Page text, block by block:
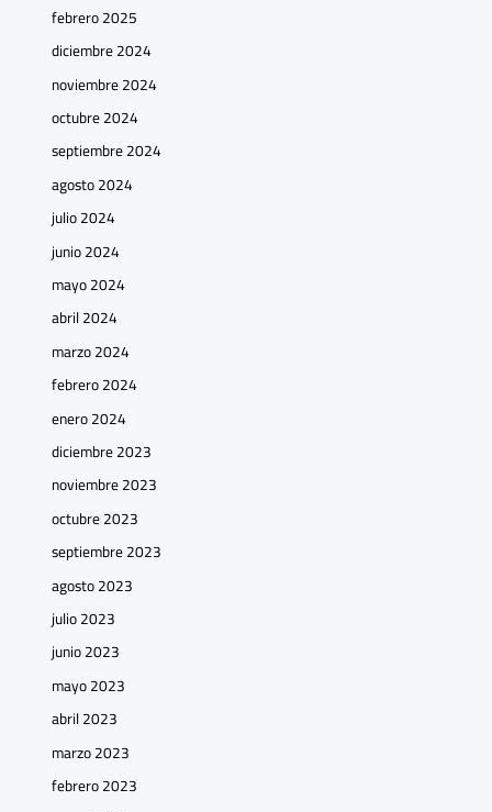
febrero 2025
diciembre 2024
noviembre 2024
octubre 2024
septiembre 2024
agosto 2024
julio 2024
junio 2024
mayo 2024
abril 2024
marzo 2024
febrero 2024
enero 2024
diciembre 2023
noviembre 2023
octubre 2023
septiembre 2023
agosto 2023
julio 2023
junio 2023
mayo 2023
abril 2023
marzo 2023
febrero 2023